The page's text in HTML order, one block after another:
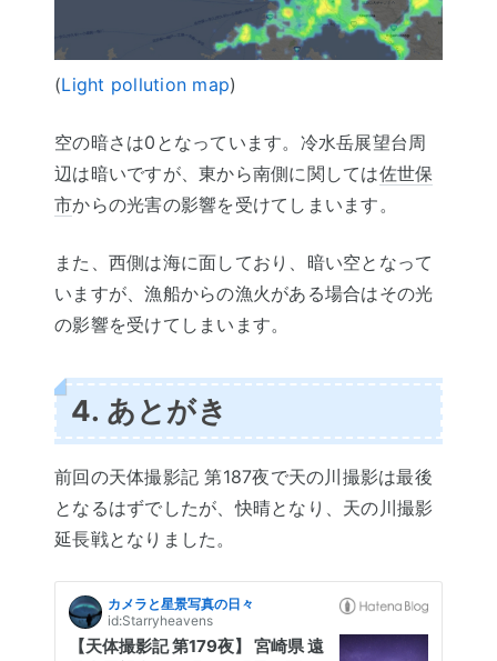
(Light pollution map)
空の暗さは0となっています。冷水岳展望台周
辺は暗いですが、東から南側に関しては佐世保
市からの光害の影響を受けてしまいます。
また、西側は海に面しており、暗い空となって
いますが、漁船からの漁火がある場合はその光
の影響を受けてしまいます。
4. あとがき
前回の天体撮影記 第187夜で天の川撮影は最後
となるはずでしたが、快晴となり、天の川撮影
延長戦となりました。